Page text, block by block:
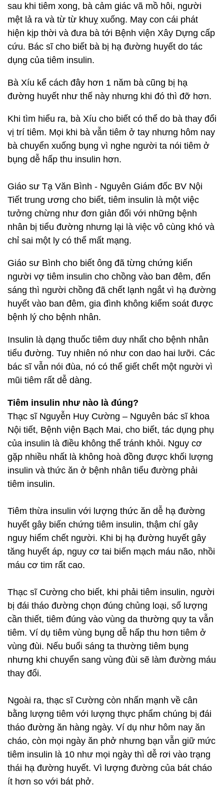
sau khi tiêm xong, bà cảm giác vã mồ hôi, người
mệt lả ra và từ từ khuỵ xuống. May con cái phát
hiện kịp thời và đưa bà tới Bệnh viện Xây Dựng cấp
cứu. Bác sĩ cho biết bà bị hạ đường huyết do tác
dụng của tiêm insulin.
Bà Xíu kể cách đây hơn 1 năm bà cũng bị hạ
đường huyết như thế này nhưng khi đó thì đỡ hơn.
Khi tìm hiểu ra, bà Xíu cho biết có thể do bà thay đổi
vị trí tiêm. Mọi khi bà vẫn tiêm ở tay nhưng hôm nay
bà chuyển xuống bụng vì nghe người ta nói tiêm ở
bụng dễ hấp thu insulin hơn.
Giáo sư Tạ Văn Bình - Nguyên Giám đốc BV Nội
Tiết trung ương cho biết, tiêm insulin là một việc
tưởng chừng như đơn giản đối với những bệnh
nhân bị tiểu đường nhưng lại là việc vô cùng khó và
chỉ sai một ly có thể mất mạng.
Giáo sư Bình cho biết ông đã từng chứng kiến
người vợ tiêm insulin cho chồng vào ban đêm, đến
sáng thì người chồng đã chết lạnh ngắt vì hạ đường
huyết vào ban đêm, gia đình không kiểm soát được
bệnh lý cho bệnh nhân.
Insulin là dạng thuốc tiêm duy nhất cho bệnh nhân
tiểu đường. Tuy nhiên nó như con dao hai lưỡi. Các
bác sĩ vẫn nói đùa, nó có thể giết chết một người vì
mũi tiêm rất dễ dàng.
Tiêm insulin như nào là đúng?
Thạc sĩ Nguyễn Huy Cường – Nguyên bác sĩ khoa
Nội tiết, Bệnh viện Bạch Mai, cho biết, tác dụng phụ
của insulin là điều không thể tránh khỏi. Nguy cơ
gặp nhiều nhất là không hoà đồng được khối lượng
insulin và thức ăn ở bệnh nhân tiểu đường phải
tiêm insulin.
Tiêm thừa insulin với lượng thức ăn dễ hạ đường
huyết gây biến chứng tiêm insulin, thậm chí gây
nguy hiểm chết người. Khi bị hạ đường huyết gây
tăng huyết áp, nguy cơ tai biến mạch máu não, nhồi
máu cơ tim rất cao.
Thạc sĩ Cường cho biết, khi phải tiêm insulin, người
bị đái tháo đường chọn đúng chủng loại, số lượng
cần thiết, tiêm đúng vào vùng da thường quy ta vẫn
tiêm. Ví dụ tiêm vùng bụng dễ hấp thu hơn tiêm ở
vùng đùi. Nếu buổi sáng ta thường tiêm bụng
nhưng khi chuyển sang vùng đùi sẽ làm đường máu
thay đổi.
Ngoài ra, thạc sĩ Cường còn nhấn mạnh về cân
bằng lượng tiêm với lượng thực phẩm chúng bị đái
tháo đường ăn hàng ngày. Ví dụ như hôm nay ăn
cháo, còn mọi ngày ăn phở nhưng bạn vẫn giữ mức
tiêm insulin là 10 như mọi ngày thì dễ rơi vào trạng
thái hạ đường huyết. Vì lượng đường của bát cháo
ít hơn so với bát phở.